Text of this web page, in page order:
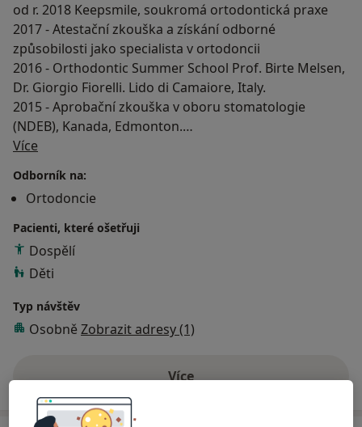
od r. 2018 Keepsmile, soukromá ortodontická praxe
2017 - Atestační zkouška a získání odborné
způsobilosti jako specialista v ortodoncii
2016 - Orthodontic Summer School Prof. Birte Melsen,
Dr. Giorgio Fiorelli. Lido di Camaiore, Italy.
2015 - Aprobační zkouška v oboru stomatologie
(NDEB), Kanada, Edmonton.
2014-2017 - Postgraduální studium, Praha, Oddělení
dětí a dospelých Stomtologické kliniky FN Motol,
oddělení ortodoncie
2012 – Aprobační zkouška v oboru stomatologie,
Praha
2008-2010 - Postgraduální studium, Chernivtsi
2003-2008 – Lékařská fakulta Univerzity
O.O.Bohomolcja v Kyjevě, obor Stomatologie
Více
Odborník na:
Ortodoncie
Pacienti, které ošetřuji
Dospělí
Děti
Typ návštěv
Osobně Zobrazit adresy (1)
Víceo zkušenostech